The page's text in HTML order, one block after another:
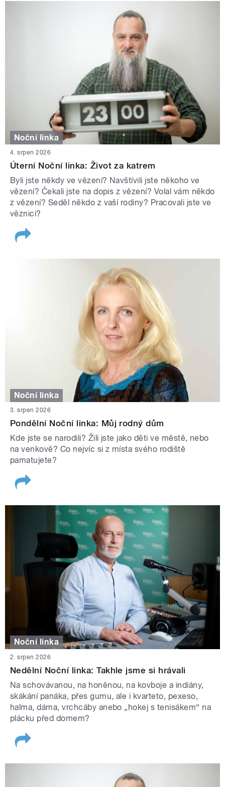
Noční linka
4. srpen 2026
Úterní Noční linka: Život za katrem
Byli jste někdy ve vězení? Navštívili jste někoho ve
vězení? Čekali jste na dopis z vězení? Volal vám někdo
z vězení? Seděl někdo z vaší rodiny? Pracovali jste ve
věznici?
Noční linka
3. srpen 2026
Pondělní Noční linka: Můj rodný dům
Kde jste se narodili? Žili jste jako děti ve městě, nebo
na venkově? Co nejvíc si z místa svého rodiště
pamatujete?
Noční linka
2. srpen 2026
Nedělní Noční linka: Takhle jsme si hrávali
Na schovávanou, na honěnou, na kovboje a indiány,
skákání panáka, přes gumu, ale i kvarteto, pexeso,
halma, dáma, vrchcáby anebo „hokej s tenisákem“ na
plácku před domem?